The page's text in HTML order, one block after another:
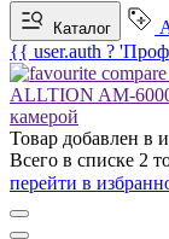
Каталог
{{ user.auth ?
ALLTION AM-
камерой
Товар добавлен в
Всего в списке 2
перейти в